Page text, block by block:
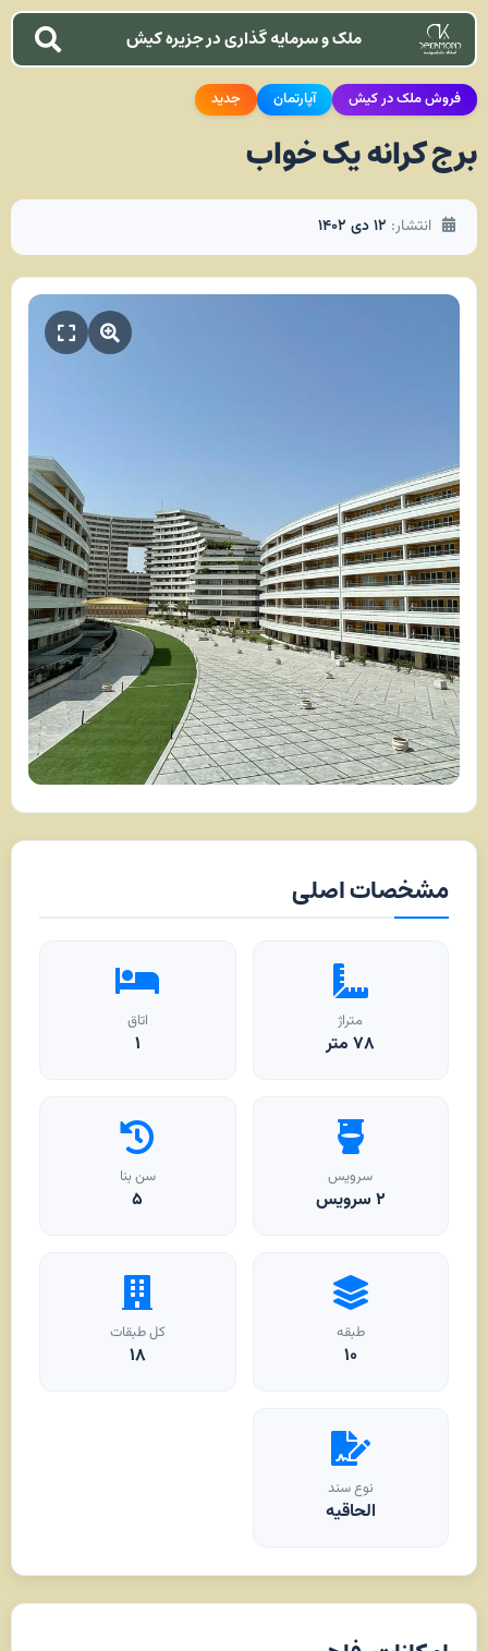
ملک و سرمایه گذاری در جزیره کیش
فروش ملک در کیش آپارتمان جدید
برج کرانه یک خواب
انتشار: ۱۲ دی ۱۴۰۲
مشخصات اصلی
متراژ
۷۸متر
اتاق
۱
سرویس
۲ سرویس
سن بنا
۵
طبقه
۱۰
کل طبقات
۱۸
نوع سند
الحاقیه